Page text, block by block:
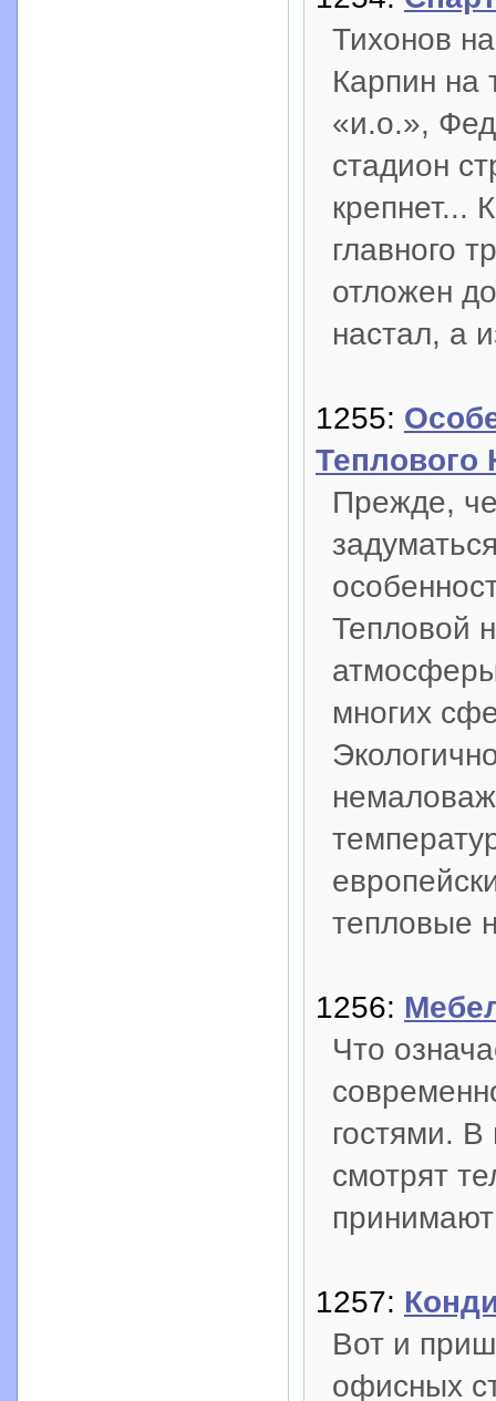
Тихонов
Карпин на
«и.о.»,
стадион
крепнет...
главного
отложен
настал, а
1255:
Теплового
Прежде,
Тепловой
многих
тепловые
1256:
Что
гостями. В
смотрят
принимают
1257:
Вот и
офисных